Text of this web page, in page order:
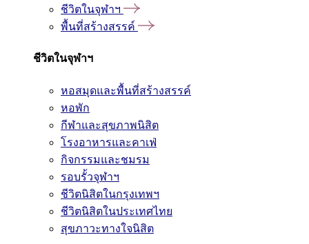
ชีวิตในจุฬาฯ
พื้นที่สร้างสรรค์
ชีวิตในจุฬาฯ
หอสมุดและพื้นที่สร้างสรรค์
หอพัก
กีฬาและสุขภาพนิสิต
โรงอาหารและคาเฟ่
กิจกรรมและชมรม
รอบรั้วจุฬาฯ
ชีวิตนิสิตในกรุงเทพฯ
ชีวิตนิสิตในประเทศไทย
สุขภาวะทางใจนิสิต